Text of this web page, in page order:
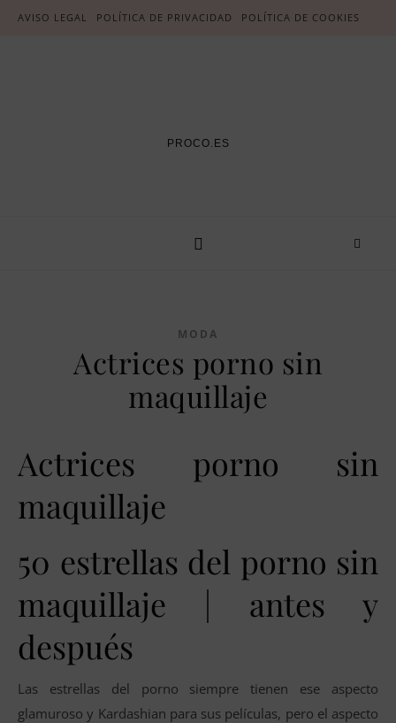
AVISO LEGAL POLÍTICA DE PRIVACIDAD POLÍTICA DE COOKIES
PROCO.ES
MODA
Actrices porno sin
maquillaje
Actrices porno sin
maquillaje
50 estrellas del porno sin
maquillaje | antes y
después
Las estrellas del porno siempre tienen ese aspecto
glamuroso y Kardashian para sus películas, pero el aspecto